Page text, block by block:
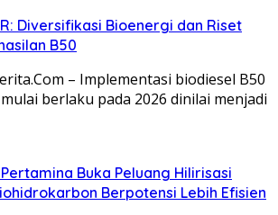
Diversifikasi Bioenergi dan Riset
B50
– Implementasi biodiesel B50
berlaku pada 2026 dinilai menjadi
Buka Peluang Hilirisasi
Berpotensi Lebih Efisien